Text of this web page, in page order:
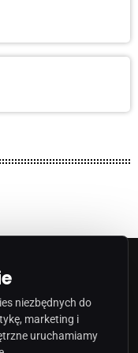
niezbędnych do
marketing i
uruchamiamy